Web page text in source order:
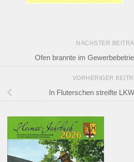
NÄCHSTER
Ofen brannte im
VORHERIGER
In Fluterschen streifte